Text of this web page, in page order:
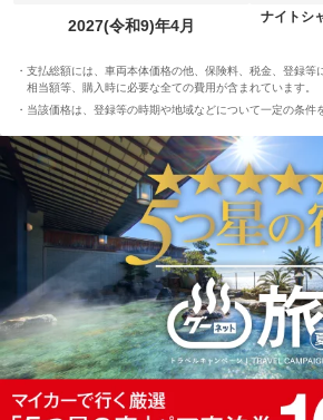
2027(令和9)年4月
ナイトシ
支払総額には、車両本体価格の他、保険料、税金、登録等
相当額等、購入時に必要な全ての費用が含まれています。
当該価格は、登録等の時期や地域などについて一定の条件